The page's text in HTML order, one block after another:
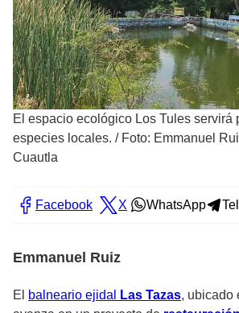
El espacio ecológico Los Tules servirá
especies locales. / Foto: Emmanuel
Cuautla
Facebook X WhatsApp
Emmanuel Ruiz
El balneario ejidal Las Tazas, ubicado